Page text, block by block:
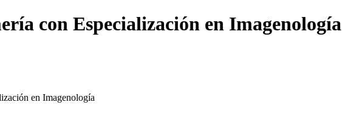
con Especialización en Imagenología
en Imagenología